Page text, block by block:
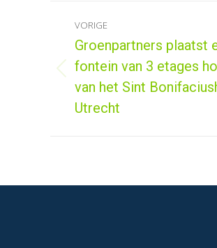
Bericht
navigatie
VORIGE
Vorig
bericht
Groenpartners plaatst
fontein van 3 etages
van het Sint
Utrecht